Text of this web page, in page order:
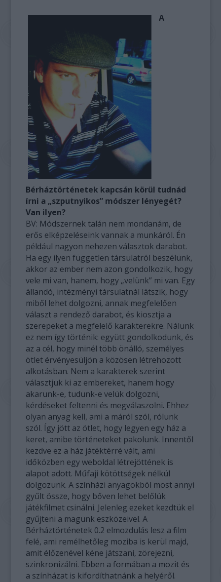
A
Bérháztörténetek kapcsán körül tudnád
írni a „szputnyikos” módszer lényegét?
Van ilyen?
BV: Módszernek talán nem mondanám, de
erős elképzeléseink vannak a munkáról. Én
például nagyon nehezen választok darabot.
Ha egy ilyen független társulatról beszélünk,
akkor az ember nem azon gondolkozik, hogy
vele mi van, hanem, hogy „velünk” mi van. Egy
állandó, intézményi társulatnál látszik, hogy
miből lehet dolgozni, annak megfelelően
választ a rendező darabot, és kiosztja a
szerepeket a megfelelő karakterekre. Nálunk
ez nem így történik: együtt gondolkodunk, és
az a cél, hogy minél több önálló, személyes
ötlet érvényesüljön a közösen létrehozott
alkotásban. Nem a karakterek szerint
választjuk ki az embereket, hanem hogy
akarunk-e, tudunk-e velük dolgozni,
kérdéseket feltenni és megválaszolni. Ehhez
olyan anyag kell, ami a máról szól, rólunk
szól. Így jött az ötlet, hogy legyen egy ház a
keret, amibe történeteket pakolunk. Innentől
kezdve ez a ház játéktérré vált, ami
időközben egy weboldal létrejöttének is
alapot adott. Műfaji kötöttségek nélkül
dolgozunk. A színházi anyagokból most annyi
gyűlt össze, hogy bőven lehet belőlük
játékfilmet csinálni. Jelenleg ezeket kezdtük el
gyűjteni a magunk eszközeivel. A
Bérháztörténetek 0.2 elmozdulás lesz a film
felé, ami remélhetőleg moziba is kerül majd,
amit élőzenével kéne játszani, zörejezni,
szinkronizálni. Ebben a formában a mozit és
a színházat is kifordíthatnánk a helyéről.